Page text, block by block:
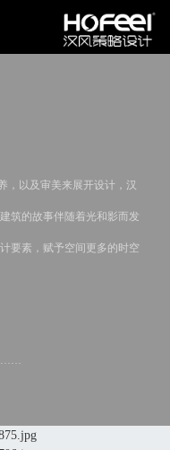
以及审美来展开设计，汉
筑的故事伴随着光和影而发
要素，赋予空间更多的时空
……